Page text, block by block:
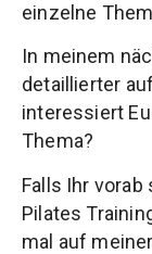
einzelne
In meinem
detaillierter
interessiert
Thema?
Falls Ihr
Pilates
mal auf meiner